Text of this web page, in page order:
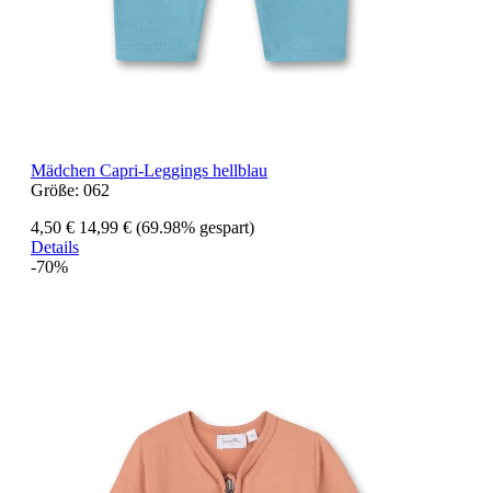
Mädchen Capri-Leggings hellblau
Größe: 062
4,50 € 14,99 € (69.98% gespart)
Details
-70%